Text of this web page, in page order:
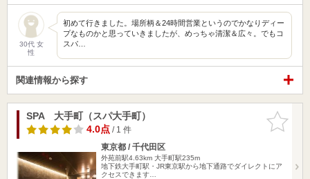
30代 女
性
初めて行きました。場所柄＆24時間営業というのでかなりディー
プなものかと思っていきましたが、めっちゃ清潔＆広々。でもコ
スパ…
関連情報から探す
お気に入
りに追加
SPA 大手町（スパ大手町）
4.0点/ 1 件
東京都 / 千代田区
外苑前駅4.63km 大手町駅235m
地下鉄大手町駅・JR東京駅から地下通路でダイレクトにア
クセスできます…